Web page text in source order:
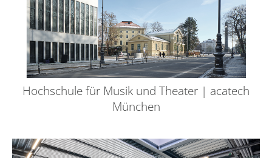
Hochschule für Musik und Theater | acatech
München